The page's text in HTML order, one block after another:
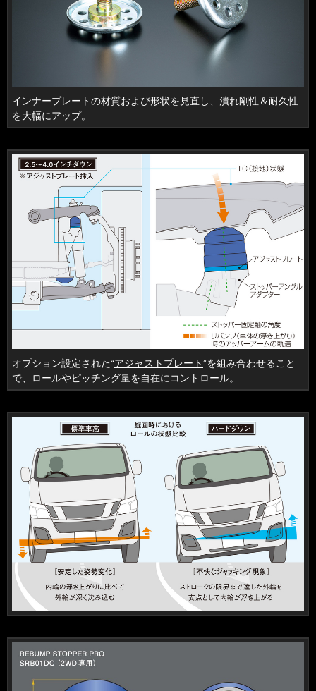
インナープレートの材質および形状を見直し、潰れ剛性＆耐久性
を大幅にアップ。
オプション設定された“アジャストプレート”を組み合わせること
で、ロールやピッチング量を自在にコントロール。